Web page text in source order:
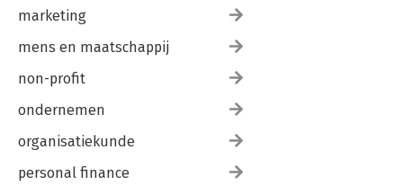
marketing
mens en maatschappij
non-profit
ondernemen
organisatiekunde
personal finance